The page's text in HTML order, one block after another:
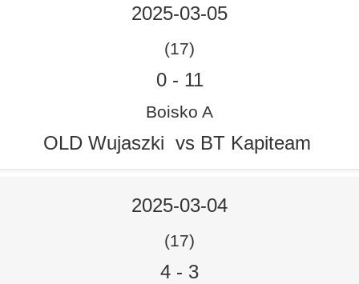
2025-03-05
(17)
0- 11
Boisko A
OLD Wujaszki vs BT Kapiteam
2025-03-04
(17)
4 - 3